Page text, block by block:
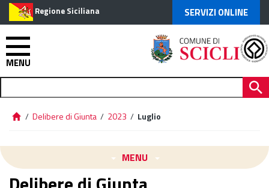
Regione Siciliana SERVIZI ONLINE
MENU
/ Delibere di Giunta / 2023 / Luglio
MENU